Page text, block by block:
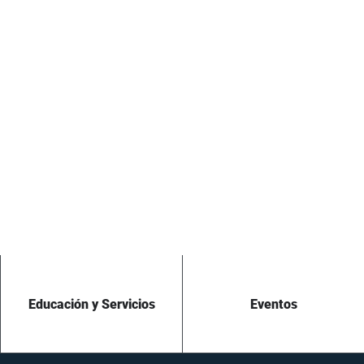
Educación y Servicios Eventos